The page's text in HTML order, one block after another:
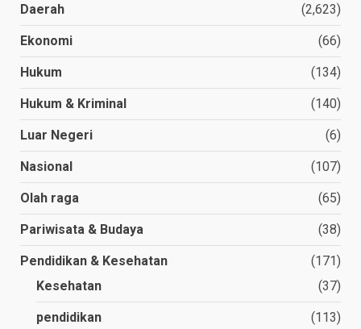
Daerah (2,623)
Ekonomi (66)
Hukum (134)
Hukum & Kriminal (140)
Luar Negeri (6)
Nasional (107)
Olah raga (65)
Pariwisata & Budaya (38)
Pendidikan & Kesehatan
(171)
Kesehatan
(37)
pendidikan (113)